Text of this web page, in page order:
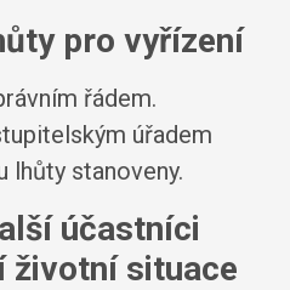
pro vyřízení
řádem.
úřadem
lhůty stanoveny.
účastníci
životní situace